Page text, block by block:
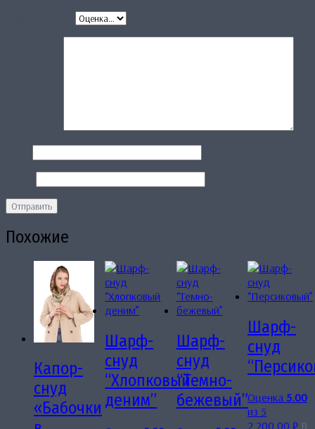
Похожие
Капор-
снуд
«Бабочки
Шарф-
снуд
“Хлопковый
деним”
Шарф-
снуд
“Темно-
бежевый”
Шарф-
снуд
Оценка 5.00
из 5
2,200.00 ₽ В